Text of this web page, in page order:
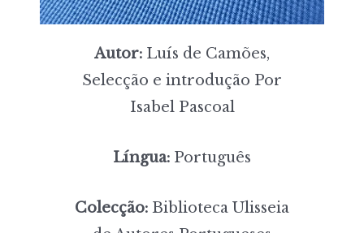
Autor: Luís de Camões,
Selecção e introdução Por
Isabel Pascoal
Língua: Português
Colecção: Biblioteca Ulisseia